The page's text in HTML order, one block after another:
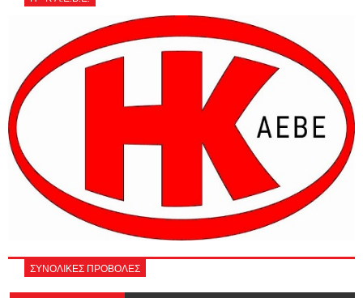
ΣΥΝΟΛΙΚΕΣ ΠΡΟΒΟΛΕΣ